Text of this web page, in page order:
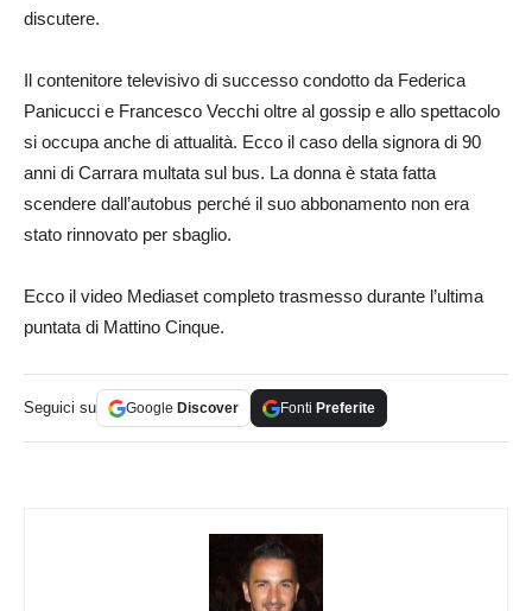
discutere.
Il contenitore televisivo di successo condotto da Federica
Panicucci e Francesco Vecchi oltre al gossip e allo spettacolo
si occupa anche di attualità. Ecco il caso della signora di 90
anni di Carrara multata sul bus. La donna è stata fatta
scendere dall’autobus perché il suo abbonamento non era
stato rinnovato per sbaglio.
Ecco il video Mediaset completo trasmesso durante l’ultima
puntata di Mattino Cinque.
Seguici su Google Discover Fonti Preferite